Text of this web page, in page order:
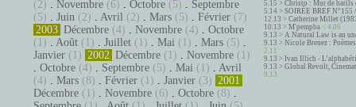
(2) . Novembre (6) . Octobre (5) . Septembre
(5) . Juin (2) . Avril (2) . Mars (5) . Février (7)
2003 Décembre (4) . Novembre (4) . Octobre
(1) . Août (1) . Juillet (1) . Mai (1) . Mars (5) .
Janvier (1) 2002 Décembre (1) . Novembre (1)
. Octobre (4) . Septembre (5) . Mai (1) . Avril
(4) . Mars (8) . Février (1) . Janvier (3) 2001
Décembre (1) . Novembre (6) . Octobre (8) .
5.15 > Christo : Mur de barils
5.14 > SOIRÉE BREF
12.13 > Catherine Millet
10.13 > M'pempba < 4.06
9.13 > A Natural Law is an
9.13 > Nicole Brenez :
2.11
9.13 > Ivan Illich -
9.13 > Global Revolt,
9.13